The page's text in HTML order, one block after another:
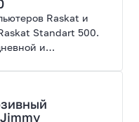
Raskat и
Standart 500.
и